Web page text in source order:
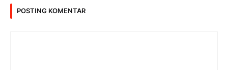
POSTING KOMENTAR